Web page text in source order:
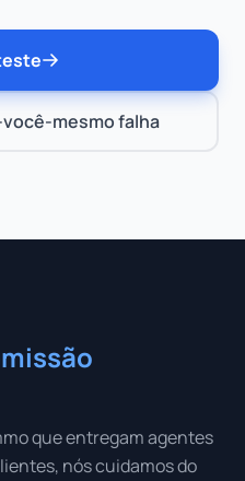
mesmo falha
que entregam agentes
nós cuidamos do